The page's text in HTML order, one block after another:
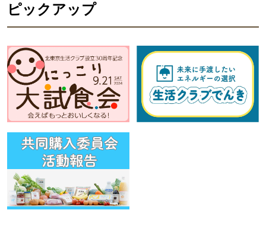
ピックアップ